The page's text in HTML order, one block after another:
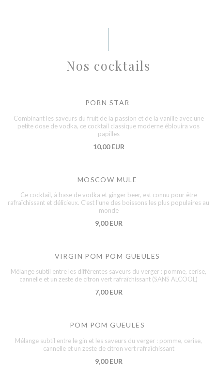
Nos cocktails
PORN STAR
Combinant les saveurs du fruit de la passion et de la vanille avec une
petite dose de vodka, ce cocktail classique moderne éblouira vos
papilles
10,00 EUR
MOSCOW MULE
Ce cocktail, à base de vodka et ginger beer, est connu pour être
rafraîchissant et délicieux. C'est l'une des boissons les plus populaires au
monde
9,00 EUR
VIRGIN POM POM GUEULES
Mélange subtil entre les différentes saveurs du verger : pomme, cerise,
cannelle et un zeste de citron vert rafraîchissant (SANS ALCOOL)
7,00 EUR
POM POM GUEULES
Mélange subtil entre le gin et les saveurs du verger : pomme, cerise,
cannelle et un zeste de citron vert rafraîchissant
9,00 EUR